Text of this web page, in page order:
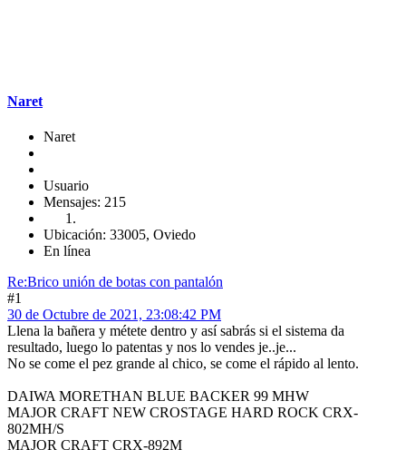
Naret
Naret
Usuario
Mensajes: 215
Ubicación: 33005, Oviedo
En línea
Re:Brico unión de botas con pantalón
#1
30 de Octubre de 2021, 23:08:42 PM
Llena la bañera y métete dentro y así sabrás si el sistema da
resultado, luego lo patentas y nos lo vendes je..je...
No se come el pez grande al chico, se come el rápido al lento.
DAIWA MORETHAN BLUE BACKER 99 MHW
MAJOR CRAFT NEW CROSTAGE HARD ROCK CRX-
802MH/S
MAJOR CRAFT CRX-892M